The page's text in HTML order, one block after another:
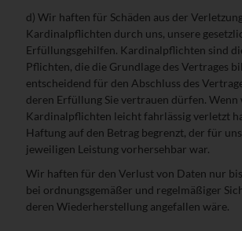
d) Wir haften für Schäden aus der
Kardinalpflichten durch uns, unsere
Erfüllungsgehilfen. Kardinalpflichten sind
Pflichten, die die Grundlage des Vertrages
entscheidend für den Abschluss des
deren Erfüllung Sie vertrauen dürfen. Wenn
Kardinalpflichten leicht fahrlässig verletzt
Haftung auf den Betrag begrenzt, der für
jeweiligen Leistung vorhersehbar war.
Wir haften für den Verlust von Daten nur
bei ordnungsgemäßer und regelmäßiger
deren Wiederherstellung angefallen wäre.